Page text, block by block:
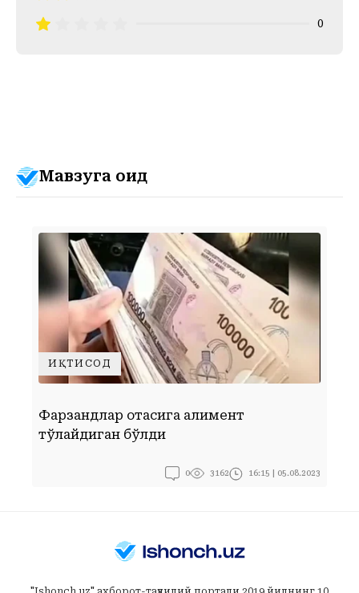
0
Мавзуга оид
ИҚТИСОД
Фарзандлар отасига алимент
тўлайдиган бўлди
0 3162 16:15 | 05.08.2023